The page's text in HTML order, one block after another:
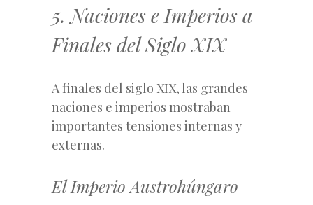
5. Naciones e Imperios a
Finales del Siglo XIX
A finales del siglo XIX, las grandes
naciones e imperios mostraban
importantes tensiones internas y
externas.
El Imperio Austrohúngaro